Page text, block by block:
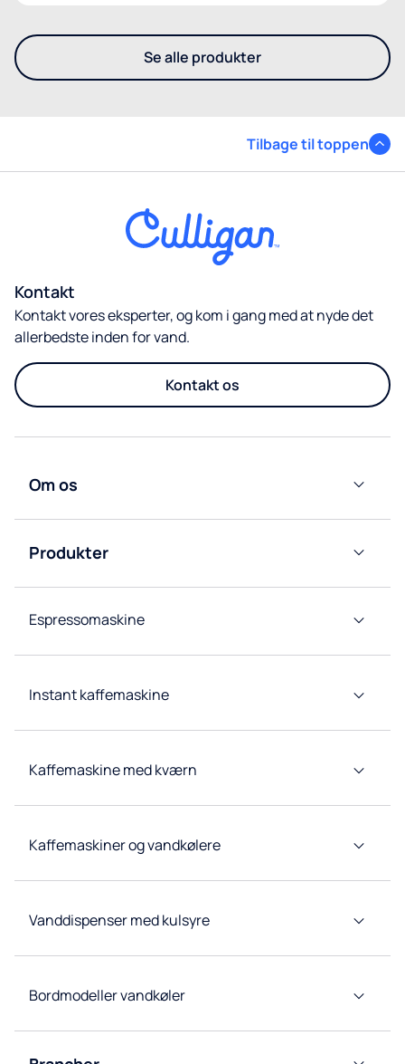
Se alle produkter- Se andre produkter
Tilbage til toppen
Kontakt
Kontakt vores eksperter, og kom i gang med at nyde det
allerbedste inden for vand.
Kontakt os
Om os
Culligan
Group
Afdelinger
Produkter
Vandkølere
Kaffemaskiner
Koncepter
Højkapacitets
og tilbehør
Espressomaskine
Instant kaffemaskine
Kaffemaskine med kværn
Kaffemaskiner og vandkølere
Vanddispenser med kulsyre
Bordmodeller vandkøler